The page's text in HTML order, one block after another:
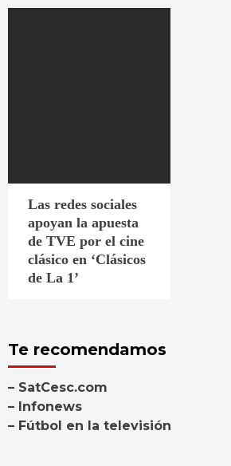
Las redes sociales
apoyan la apuesta
de TVE por el cine
clásico en ‘Clásicos
de La 1’
Te recomendamos
– SatCesc.com
– Infonews
– Fútbol en la televisión